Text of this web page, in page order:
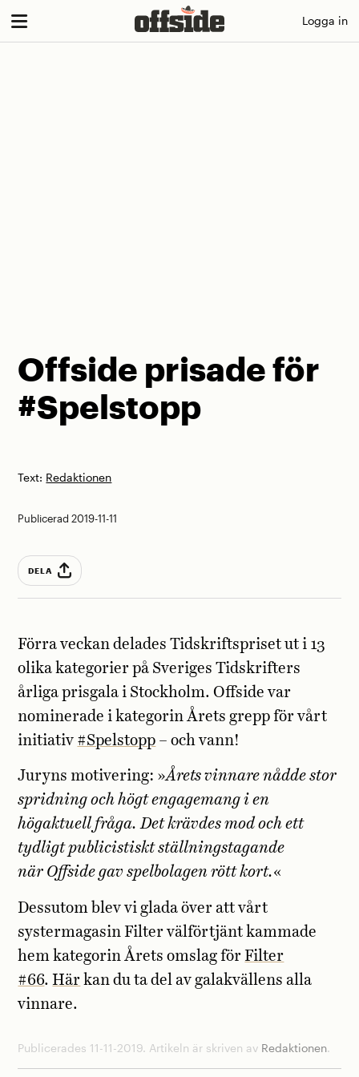
Skip
Logga in
Offside prisade för
#Spelstopp
Text: Redaktionen
Publicerad 2019-11-11
DELA
Förra veckan delades Tidskriftspriset ut i 13
olika kategorier på Sveriges Tidskrifters
årliga prisgala i Stockholm. Offside var
nominerade i kategorin Årets grepp för vårt
initiativ #Spelstopp – och vann!
Juryns motivering: »Årets vinnare nådde stor
spridning och högt engagemang i en
högaktuell fråga. Det krävdes mod och ett
tydligt publicistiskt ställningstagande
när Offside gav spelbolagen rött kort.«
Dessutom blev vi glada över att vårt
systermagasin Filter välförtjänt kammade
hem kategorin Årets omslag för Filter
#66. Här kan du ta del av galakvällens alla
vinnare.
Publicerades 11-11-2019. Artikeln är skriven av Redaktionen.